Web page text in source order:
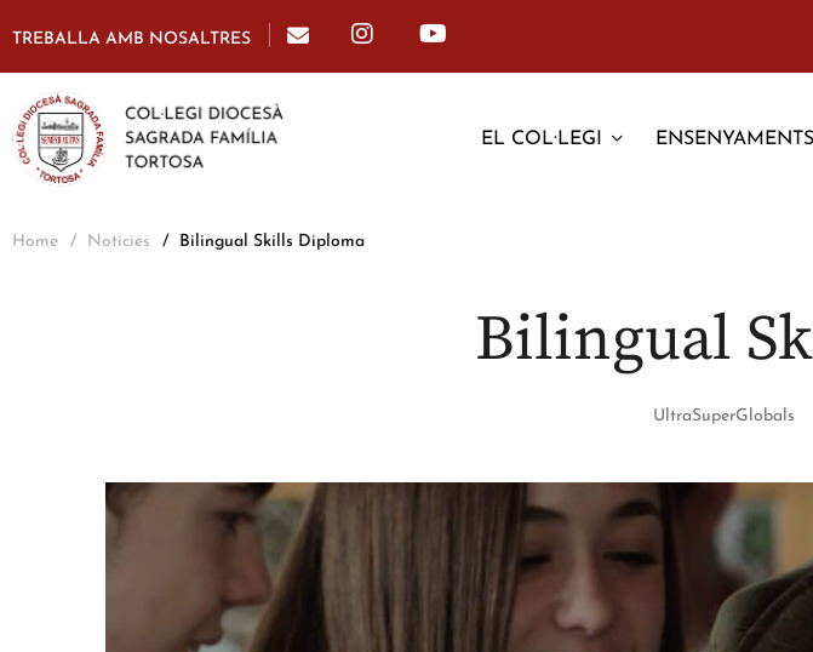
TREBALLA AMB NOSALTRES
EL COL·LEGI ENSENYAMENTS
Home Notícies Bilingual Skills Diploma
Bilingual
UltraSuperGlobals